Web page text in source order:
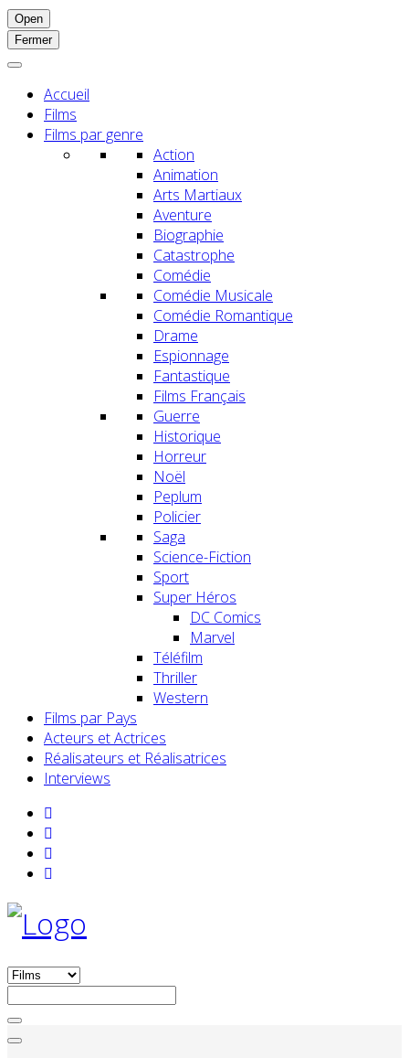
Open
Fermer
Accueil
Films
Films par genre
Action
Animation
Arts Martiaux
Aventure
Biographie
Catastrophe
Comédie
Comédie Musicale
Comédie Romantique
Drame
Espionnage
Fantastique
Films Français
Guerre
Historique
Horreur
Noël
Peplum
Policier
Saga
Science-Fiction
Sport
Super Héros
DC Comics
Marvel
Téléfilm
Thriller
Western
Films par Pays
Acteurs et Actrices
Réalisateurs et Réalisatrices
Interviews